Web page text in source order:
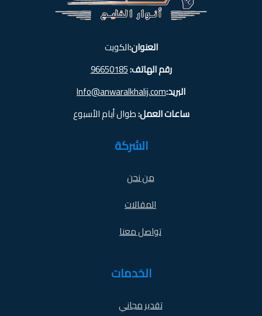
العنوان:الكويت
رقم الهاتف:96650185
البريد:Info@anwaralkhalij.com
ساعات العمل:طوال أيام الأسبوع
الشركة
من نحن
المقالات
تواصل معنا
الخدمات
تقدير مجاني